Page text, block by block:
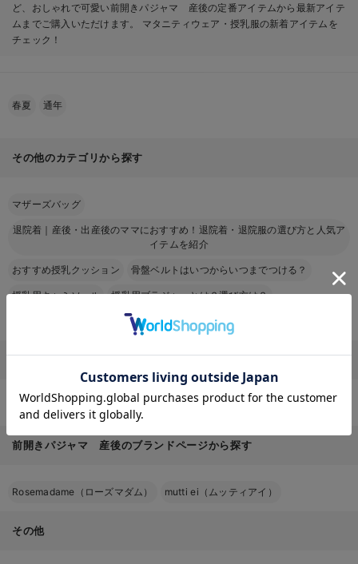
ど、おしゃれで可愛い前開きパジャマ 産後の定番アイテムから最新アイテ
ムまでご購入いただけます。 マタニティウェア・授乳服の新着アイテムを
チェック！
春夏 通年
その他のカテゴリから探す
マザーズバッグ
退院着｜産後・出産後のママにおすすめ！退院着・退院服の選び方と人気ア
イテムを紹介
おすすめ授乳クッション 骨盤ベルトはいつからいつまでつける？
授乳用キャミソール 授乳用ブラジャーとは？選び方は？
カラーから探す（前開きパジャマ）
前開きパジャマ グレー系
前開きパジャマ 産後のブランドページから探す
Rosemadame（ローズマダム） mutti ei（ムッティアイ）
その他
お気に入り商品を確認する